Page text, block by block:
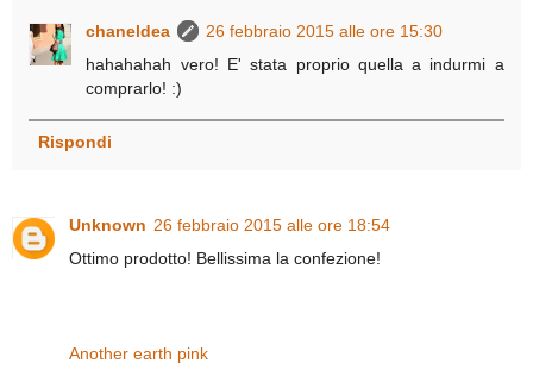
chaneldea
26 febbraio 2015 alle ore 15:30
hahahahah vero! E' stata proprio quella a indurmi a
comprarlo! :)
Rispondi
Unknown 26 febbraio 2015 alle ore 18:54
Ottimo prodotto! Bellissima la confezione!
Another earth pink